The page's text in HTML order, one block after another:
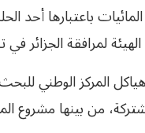
باعتبارها أحد
لمرافقة الجزائر
المركز الوطني
من بينها مشروع